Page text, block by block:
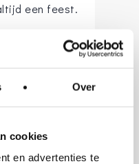
Over
cookies
en advertenties te
een feest.
klaar voor
setting